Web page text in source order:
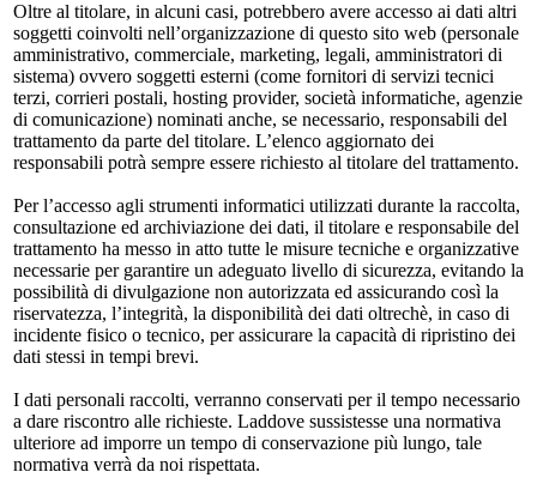
Oltre al titolare, in alcuni casi, potrebbero avere accesso ai dati altri
soggetti coinvolti nell’organizzazione di questo sito web (personale
amministrativo, commerciale, marketing, legali, amministratori di
sistema) ovvero soggetti esterni (come fornitori di servizi tecnici
terzi, corrieri postali, hosting provider, società informatiche, agenzie
di comunicazione) nominati anche, se necessario, responsabili del
trattamento da parte del titolare. L’elenco aggiornato dei
responsabili potrà sempre essere richiesto al titolare del trattamento.
Per l’accesso agli strumenti informatici utilizzati durante la raccolta,
consultazione ed archiviazione dei dati, il titolare e responsabile del
trattamento ha messo in atto tutte le misure tecniche e organizzative
necessarie per garantire un adeguato livello di sicurezza, evitando la
possibilità di divulgazione non autorizzata ed assicurando così la
riservatezza, l’integrità, la disponibilità dei dati oltrechè, in caso di
incidente fisico o tecnico, per assicurare la capacità di ripristino dei
dati stessi in tempi brevi.
I dati personali raccolti, verranno conservati per il tempo necessario
a dare riscontro alle richieste. Laddove sussistesse una normativa
ulteriore ad imporre un tempo di conservazione più lungo, tale
normativa verrà da noi rispettata.